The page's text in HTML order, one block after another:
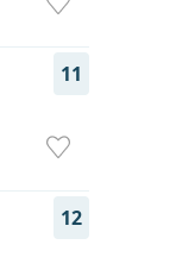
11
12